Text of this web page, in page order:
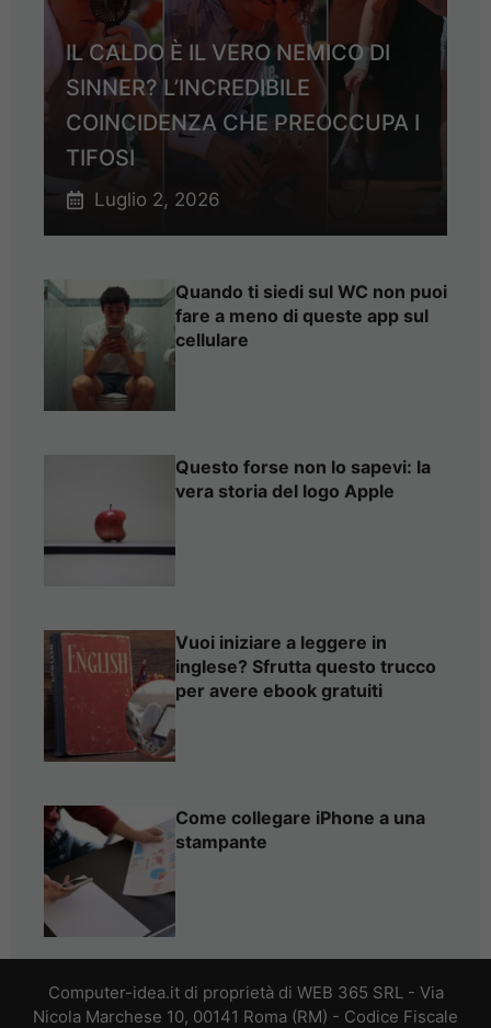
IL CALDO È IL VERO NEMICO DI
SINNER? L’INCREDIBILE
COINCIDENZA CHE PREOCCUPA I
TIFOSI
Luglio 2, 2026
Quando ti siedi sul WC non puoi
fare a meno di queste app sul
cellulare
Questo forse non lo sapevi: la
vera storia del logo Apple
Vuoi iniziare a leggere in
inglese? Sfrutta questo trucco
per avere ebook gratuiti
Come collegare iPhone a una
stampante
Computer-idea.it di proprietà di WEB 365 SRL - Via
Nicola Marchese 10, 00141 Roma (RM) - Codice Fiscale